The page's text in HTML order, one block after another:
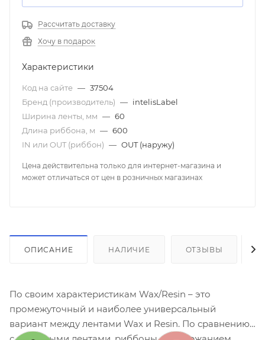
Рассчитать доставку
Хочу в подарок
Характеристики
Код на сайте — 37504
Бренд (производитель) — intelisLabel
Ширина ленты, мм — 60
Длина риббона, м — 600
IN или OUT (риббон) — OUT (наружу)
Цена действительна только для интернет-магазина и
может отличаться от цен в розничных магазинах
ОПИСАНИЕ НАЛИЧИЕ ОТЗЫВЫ
По своим характеристикам Wax/Resin – это
промежуточный и наиболее универсальный
вариант между лентами Wax и Resin. По сравнению